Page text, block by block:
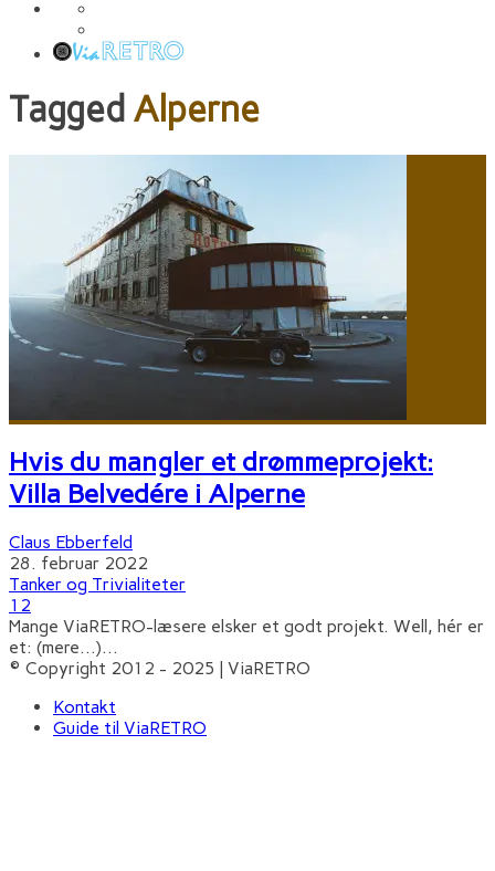
Tagged Alperne
Hvis du mangler et drømmeprojekt:
Villa Belvedére i Alperne
Claus Ebberfeld
28. februar 2022
Tanker og Trivialiteter
12
Mange ViaRETRO-læsere elsker et godt projekt. Well, hér er
et: (mere…)...
© Copyright 2012 - 2025 | ViaRETRO
Kontakt
Guide til ViaRETRO